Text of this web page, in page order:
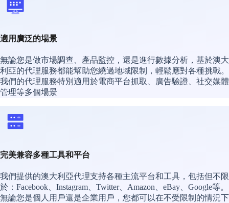
適用廣泛的場景
無論您是做市場調查、產品監控，還是進行數據分析，基於澳大
利亞的代理服務都能幫助您繞過地域限制，輕鬆應對各種挑戰。
我們的代理服務特別適用於電商平台抓取、廣告驗證、社交媒體
管理等多個場景
完美兼容多種工具和平台
我們提供的澳大利亞代理支持各種主流平台和工具，包括但不限
於：Facebook、Instagram、Twitter、Amazon、eBay、Google等。
無論您是個人用戶還是企業用戶，您都可以在不受限制的情況下